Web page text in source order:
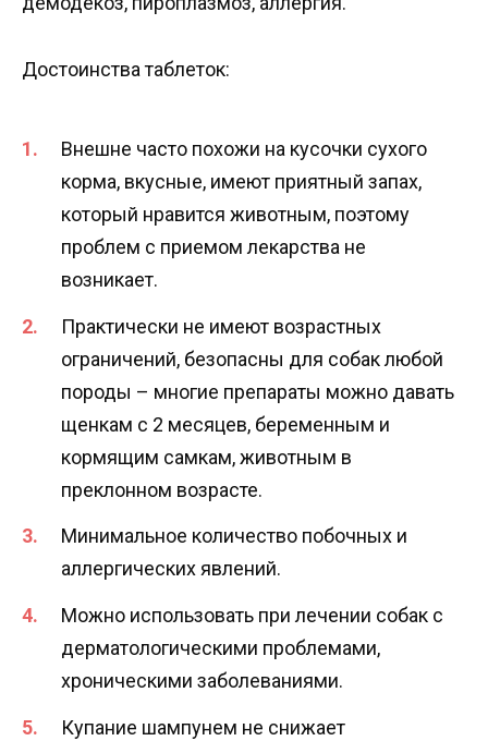
Достоинства таблеток:
Внешне часто похожи на кусочки сухого
корма, вкусные, имеют приятный запах,
который нравится животным, поэтому
проблем с приемом лекарства не
возникает.
Практически не имеют возрастных
ограничений, безопасны для собак любой
породы – многие препараты можно давать
щенкам с 2 месяцев, беременным и
кормящим самкам, животным в
преклонном возрасте.
Минимальное количество побочных и
аллергических явлений.
Можно использовать при лечении собак с
дерматологическими проблемами,
хроническими заболеваниями.
Купание шампунем не снижает